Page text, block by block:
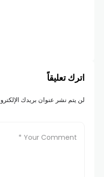
اترك تعليقاً
لن يتم نشر عنوان بريدك